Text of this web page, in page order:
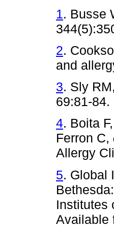
1. Busse
2.
and
3. Sly
69:81-
4. Boita
Ferron C,
Allergy
5. Global
Institutes
Available